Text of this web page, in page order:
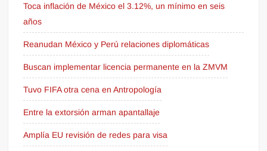
Toca inflación de México el 3.12%, un mínimo en seis
años
Reanudan México y Perú relaciones diplomáticas
Buscan implementar licencia permanente en la ZMVM
Tuvo FIFA otra cena en Antropología
Entre la extorsión arman apantallaje
Amplía EU revisión de redes para visa